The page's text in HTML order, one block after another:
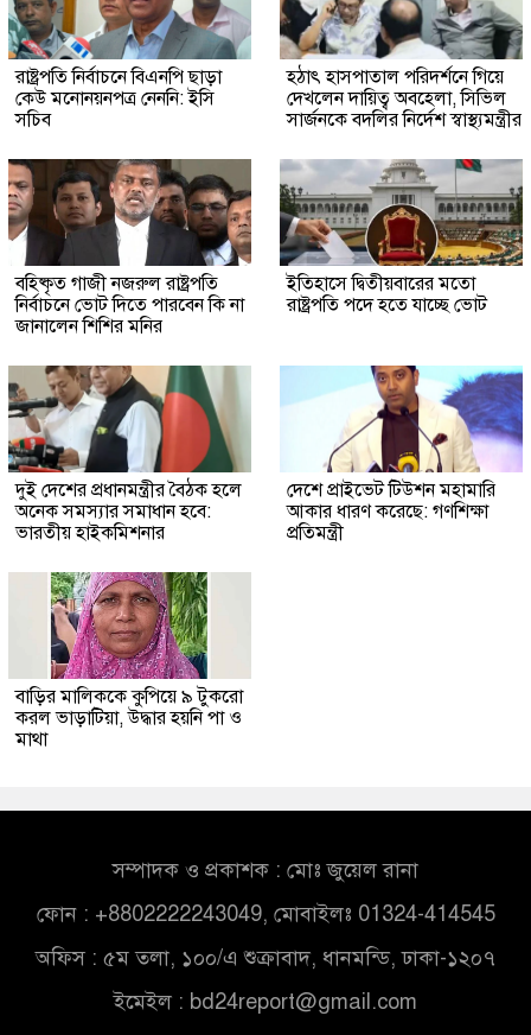
রাষ্ট্রপতি নির্বাচনে বিএনপি ছাড়া
কেউ মনোনয়নপত্র নেননি: ইসি
সচিব
হঠাৎ হাসপাতাল পরিদর্শনে গিয়ে
দেখলেন দায়িত্ব অবহেলা, সিভিল
সার্জনকে বদলির নির্দেশ স্বাস্থ্যমন্ত্রীর
বহিষ্কৃত গাজী নজরুল রাষ্ট্রপতি
নির্বাচনে ভোট দিতে পারবেন কি না
জানালেন শিশির মনির
ইতিহাসে দ্বিতীয়বারের মতো
রাষ্ট্রপতি পদে হতে যাচ্ছে ভোট
দুই দেশের প্রধানমন্ত্রীর বৈঠক হলে
অনেক সমস্যার সমাধান হবে:
ভারতীয় হাইকমিশনার
দেশে প্রাইভেট টিউশন মহামারি
আকার ধারণ করেছে: গণশিক্ষা
প্রতিমন্ত্রী
বাড়ির মালিককে কুপিয়ে ৯ টুকরো
করল ভাড়াটিয়া, উদ্ধার হয়নি পা ও
মাথা
সম্পাদক ও প্রকাশক : মোঃ জুয়েল রানা
ফোন : +8802222243049, মোবাইলঃ 01324-414545
অফিস : ৫ম তলা, ১০০/এ শুক্রাবাদ, ধানমন্ডি, ঢাকা-১২০৭
ইমেইল : bd24report@gmail.com